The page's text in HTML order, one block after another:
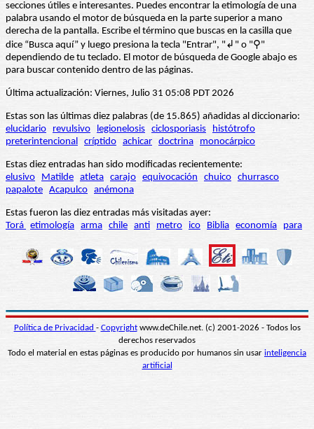
secciones útiles e interesantes. Puedes encontrar la etimología de una
palabra usando el motor de búsqueda en la parte superior a mano
derecha de la pantalla. Escribe el término que buscas en la casilla que
dice “Busca aquí” y luego presiona la tecla "Entrar", "↲" o "⚲"
dependiendo de tu teclado. El motor de búsqueda de Google abajo es
para buscar contenido dentro de las páginas.
Última actualización: Viernes, Julio 31 05:08 PDT 2026
Estas son las últimas diez palabras (de 15.865) añadidas al diccionario:
elucidario
revulsivo legionelosis ciclosporiasis
histótrofo
preterintencional críptido achicar doctrina monocárpico
Estas diez entradas han sido modificadas recientemente:
elusivo
Matilde atleta carajo equivocación chuico churrasco
papalote Acapulco anémona
Estas fueron las diez entradas más visitadas ayer:
Torá etimología arma chile anti metro ico Biblia economía para
Política de Privacidad - Copyrightwww.deChile.net. (c) 2001-2026 - Todos los
derechos reservados
Todo el material en estas páginas es producido por humanos sin usar inteligencia
artificial